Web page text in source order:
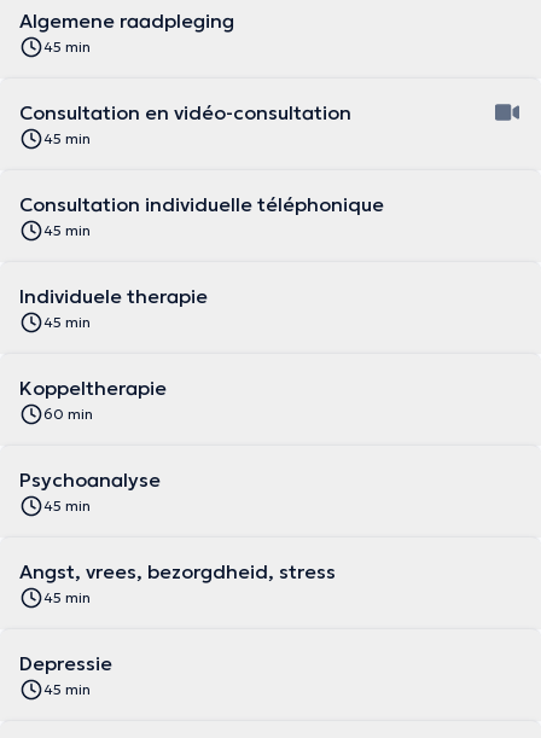
Algemene raadpleging
45 min
Consultation en vidéo-consultation
45 min
Consultation individuelle téléphonique
45 min
Individuele therapie
45 min
Koppeltherapie
60 min
Psychoanalyse
45 min
Angst, vrees, bezorgdheid, stress
45 min
Depressie
45 min